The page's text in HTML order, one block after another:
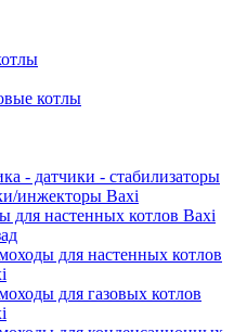
котлы
- датчики - стабилизаторы
инжекторы Baxi
для настенных котлов Baxi
для настенных котлов
для газовых котлов